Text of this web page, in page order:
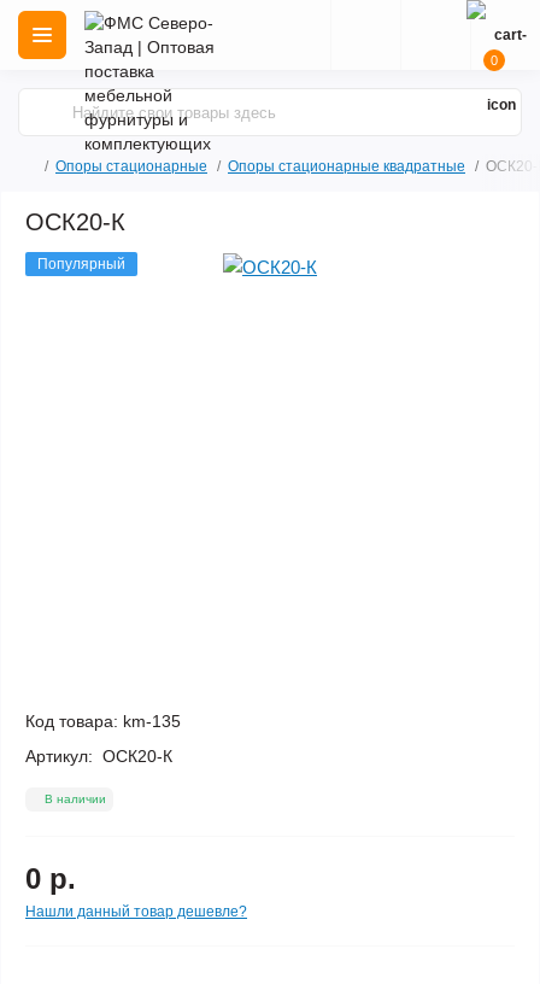
0
Опоры стационарные Опоры стационарные квадратные ОСК20-
ОСК20-К
Популярный
Код товара: km-135
Артикул: ОСК20-К
В наличии
0 р.
Нашли данный товар дешевле?